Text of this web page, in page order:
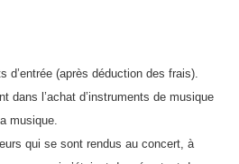
d’entrée (après déduction des frais).
dans l’achat d’instruments de musique
musique.
qui se sont rendus au concert, à